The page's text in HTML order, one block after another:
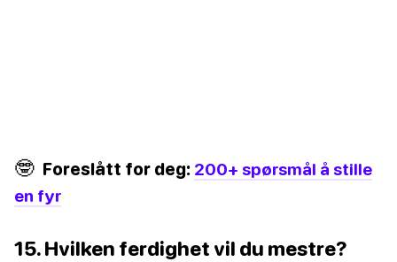
🤓 Foreslått for deg: 200+ spørsmål å stille
en fyr
15. Hvilken ferdighet vil du mestre?